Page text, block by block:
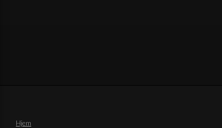
Hjem